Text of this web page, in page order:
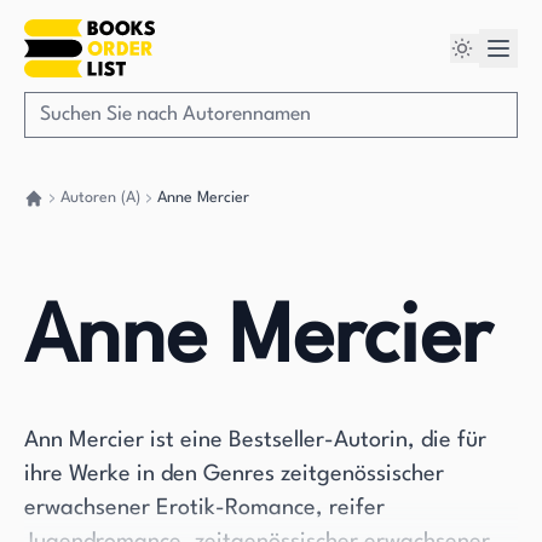
Autoren (A) Anne Mercier
Anne Mercier
Ann Mercier ist eine Bestseller-Autorin, die für
ihre Werke in den Genres zeitgenössischer
erwachsener Erotik-Romance, reifer